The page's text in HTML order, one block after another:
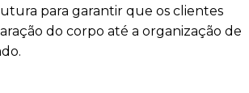
para garantir que os clientes
do corpo até a organização de